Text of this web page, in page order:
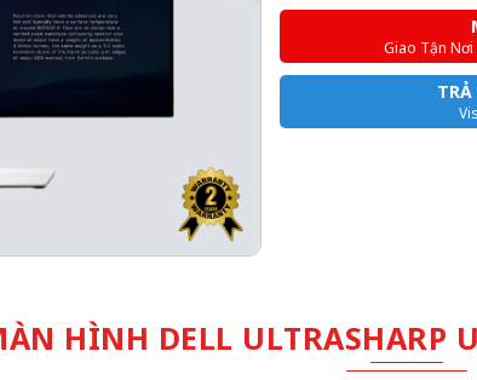
Giao Tận
TRẢ
HÌNH DELL ULTRASHARP